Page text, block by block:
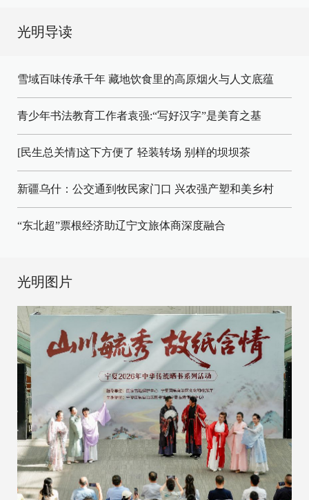
光明导读
雪域百味传承千年 藏地饮食里的高原烟火与人文底蕴
青少年书法教育工作者袁强:“写好汉字”是美育之基
[民生总关情]这下方便了 轻装转场 别样的坝坝茶
新疆乌什：公交通到牧民家门口 兴农强产塑和美乡村
“东北超”票根经济助辽宁文旅体商深度融合
光明图片